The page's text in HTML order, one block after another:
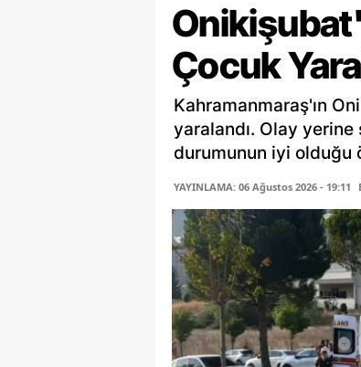
Çocuk
Kahramanmaraş'ın
yaralandı. Olay
durumunun iyi olduğu
YAYINLAMA: 06 Ağustos 2026 - 19:11